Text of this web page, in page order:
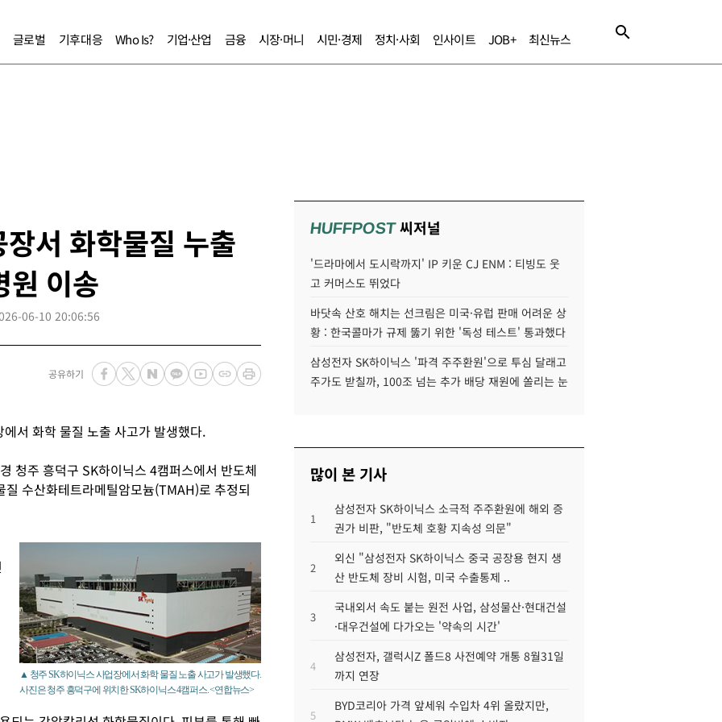
글로벌 기후대응 Who Is? 기업·산업 금융 시장·머니 시민·경제 정치·사회 인사이트 JOB+ 최신뉴스
서 화학물질 누출
원 이송
06-10 20:06:56
공유하기
서 화학 물질 노출 사고가 발생했다.
청주 흥덕구 SK하이닉스 4캠퍼스에서 반도체
수산화테트라메틸암모늄(TMAH)로 추정되
▲ 청주 SK하이닉스 사업장에서 화학 물질 노출 사고가 발생했다.
사진은 청주 흥덕구에 위치한 SK하이닉스 4캠퍼스. <연합뉴스>
HUFFPOST씨저널
'드라마에서 도시락까지' IP 키운 CJ ENM : 티빙도 웃
고 커머스도 뛰었다
바닷속 산호 해치는 선크림은 미국·유럽 판매 어려운 상
황 : 한국콜마가 규제 뚫기 위한 '독성 테스트' 통과했다
삼성전자 SK하이닉스 '파격 주주환원'으로 투심 달래고
주가도 받칠까, 100조 넘는 추가 배당 재원에 쏠리는 눈
많이 본 기사
1
삼성전자 SK하이닉스 소극적 주주환원에 해외 증
권가 비판, "반도체 호황 지속성 의문"
2
외신 "삼성전자 SK하이닉스 중국 공장용 현지 생
산 반도체 장비 시험, 미국 수출통제 ..
3
국내외서 속도 붙는 원전 사업, 삼성물산·현대건설
·대우건설에 다가오는 '약속의 시간'
4
삼성전자, 갤럭시Z 폴드8 사전예약 개통 8월31일
까지 연장
5
BYD코리아 가격 앞세워 수입차 4위 올랐지만,